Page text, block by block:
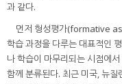
과 같다.
먼저 형성평가(formative
학습 과정을 다루는 대표적인
나 학습이 마무리되는 시점에
함께 분류된다. 최근 미국, 뉴질